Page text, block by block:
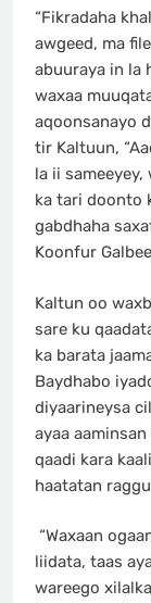
“Fikradaha
awgeed, ma
abuuraya in la
waxaa
aqoonsanayo
tir Kaltuun,
la ii sameeyey,
ka tari doonto
gabdhaha
Koonfur
Kaltun oo
sare ku
ka barata
Baydhabo
diyaarineysa
ayaa
qaadi kara
haatatan
“Waxaan
liidata, taas
wareego